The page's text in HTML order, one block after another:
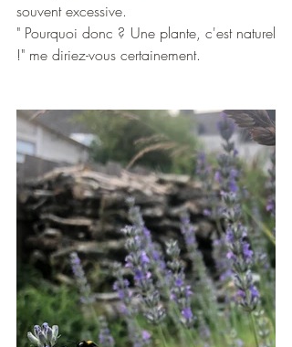
souvent excessive.
" Pourquoi donc ? Une plante, c'est naturel
!" me diriez-vous certainement.